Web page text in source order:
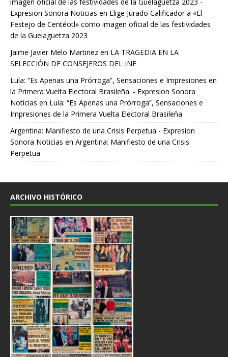
imagen oficial de las festividades de la Guelaguetza 2023 -
Expresion Sonora Noticias en Elige Jurado Calificador a «El
Festejo de Centéotl» como imagen oficial de las festividades
de la Guelaguetza 2023
Jaime Javier Melo Martinez en LA TRAGEDIA EN LA
SELECCIÓN DE CONSEJEROS DEL INE
Lula: “Es Apenas una Prórroga”, Sensaciones e Impresiones en
la Primera Vuelta Electoral Brasileña. - Expresion Sonora
Noticias en Lula: “Es Apenas una Prórroga”, Sensaciones e
Impresiones de la Primera Vuelta Electoral Brasileña
Argentina: Manifiesto de una Crisis Perpetua - Expresion
Sonora Noticias en Argentina: Manifiesto de una Crisis
Perpetua
ARCHIVO HISTÓRICO